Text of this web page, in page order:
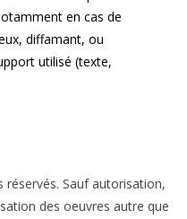
en cas de
diffamant, ou
utilisé (texte,
réservés. Sauf autorisation,
des oeuvres autre que